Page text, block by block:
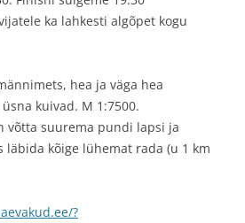
ka lahkesti algõpet kogu
hea ja väga hea
kuivad. M 1:7500.
võtta suurema pundi lapsi ja
läbida kõige lühemat rada (u 1 km
?